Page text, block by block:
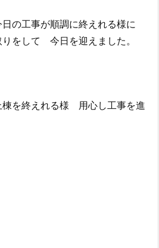
の工事が順調に終えれる様に
をして 今日を迎えました。
を終えれる様 用心し工事を進